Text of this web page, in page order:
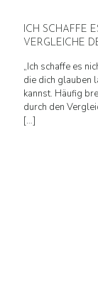
ICH SCHAFFE
VERGLEICHE
„Ich schaffe es
die dich glauben
kannst. Häufig
durch den
[…]